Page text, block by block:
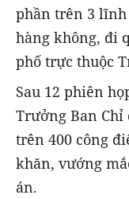
phần trên 3
hàng không, đi
phố trực thuộc
Sau 12 phiên
Trưởng Ban Chỉ
trên 400 công
khăn, vướng
án.